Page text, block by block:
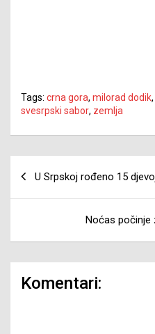
Tags: crna gora, milorad dodik,
svesrpski sabor, zemlja
članaka
U Srpskoj rođeno 15
Noćas počinje
Komentari: